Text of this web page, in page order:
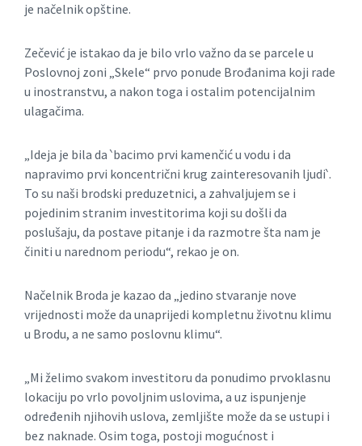
je načelnik opštine.
Zečević je istakao da je bilo vrlo važno da se parcele u
Poslovnoj zoni „Skele“ prvo ponude Brođanima koji rade
u inostranstvu, a nakon toga i ostalim potencijalnim
ulagačima.
„Ideja je bila da ‵bacimo prvi kamenčić u vodu i da
napravimo prvi koncentrični krug zainteresovanih ljudi‵.
To su naši brodski preduzetnici, a zahvaljujem se i
pojedinim stranim investitorima koji su došli da
poslušaju, da postave pitanje i da razmotre šta nam je
činiti u narednom periodu“, rekao je on.
Načelnik Broda je kazao da „jedino stvaranje nove
vrijednosti može da unaprijedi kompletnu životnu klimu
u Brodu, a ne samo poslovnu klimu“.
„Mi želimo svakom investitoru da ponudimo prvoklasnu
lokaciju po vrlo povoljnim uslovima, a uz ispunjenje
određenih njihovih uslova, zemljište može da se ustupi i
bez naknade. Osim toga, postoji mogućnost i